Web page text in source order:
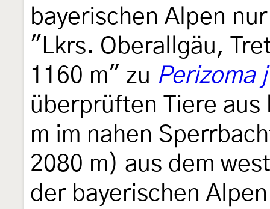
bayerischen Alpen
"Lkrs. Oberallgäu,
1160 m" zu Perizoma
überprüften Tiere aus
m im nahen
2080 m) aus dem
der bayerischen